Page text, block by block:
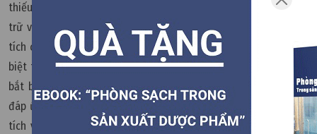
thiếu trong Smoke Test hiện đại. Các hệ thống này cho phép lưu
trữ video, hình ảnh và dữ liệu liên quan để phục vụ việc phân
tích chi tiết và làm bằng chứng trong quá trình thẩm định. Đặc
biệt trong ngành dược phẩm, việc ghi lại Smoke Test là yêu cầu
bắt buộc để chứng minh với cơ quan kiểm định rằng luồng khí
đáp ứng tiêu chuẩn GMP. Các phần mềm đi kèm còn hỗ trợ phân
tích video, đánh dấu vùng bất thường và tạo báo cáo chuyên